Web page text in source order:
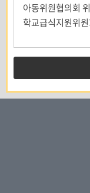
아동위원협의회
학교급식지원위